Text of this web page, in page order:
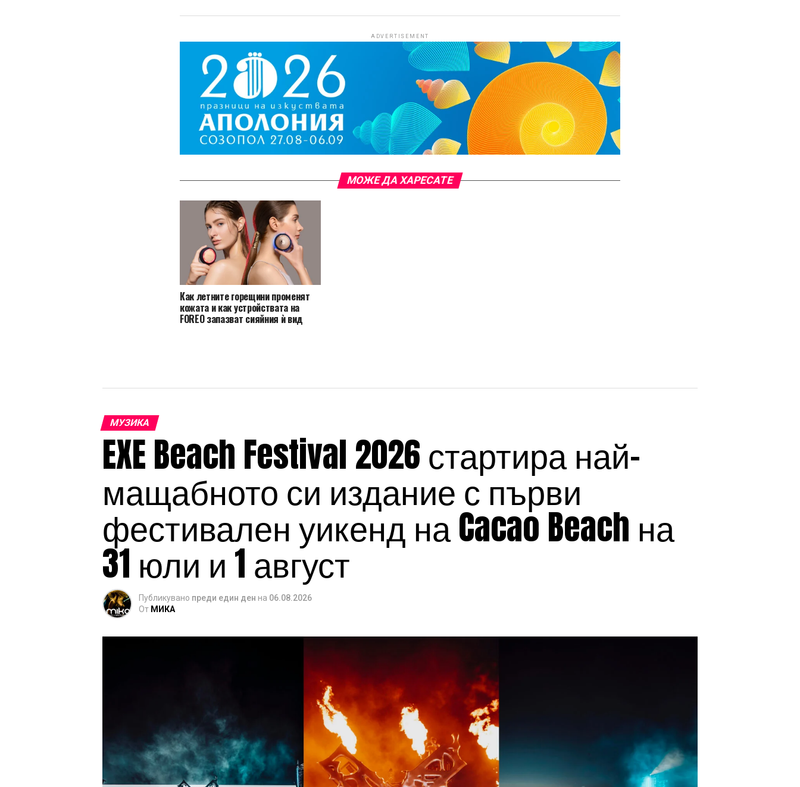
ADVERTISEMENT
МОЖЕ ДА ХАРЕСАТЕ
Как летните горещини променят
кожата и как устройствата на
FOREO запазват сияйния ѝ вид
МУЗИКА
EXE Beach Festival 2026 стартира най-
мащабното си издание с първи
фестивален уикенд на Cacao Beach на
31 юли и 1 август
Публикувано преди един ден на 06.08.2026
От МИКА